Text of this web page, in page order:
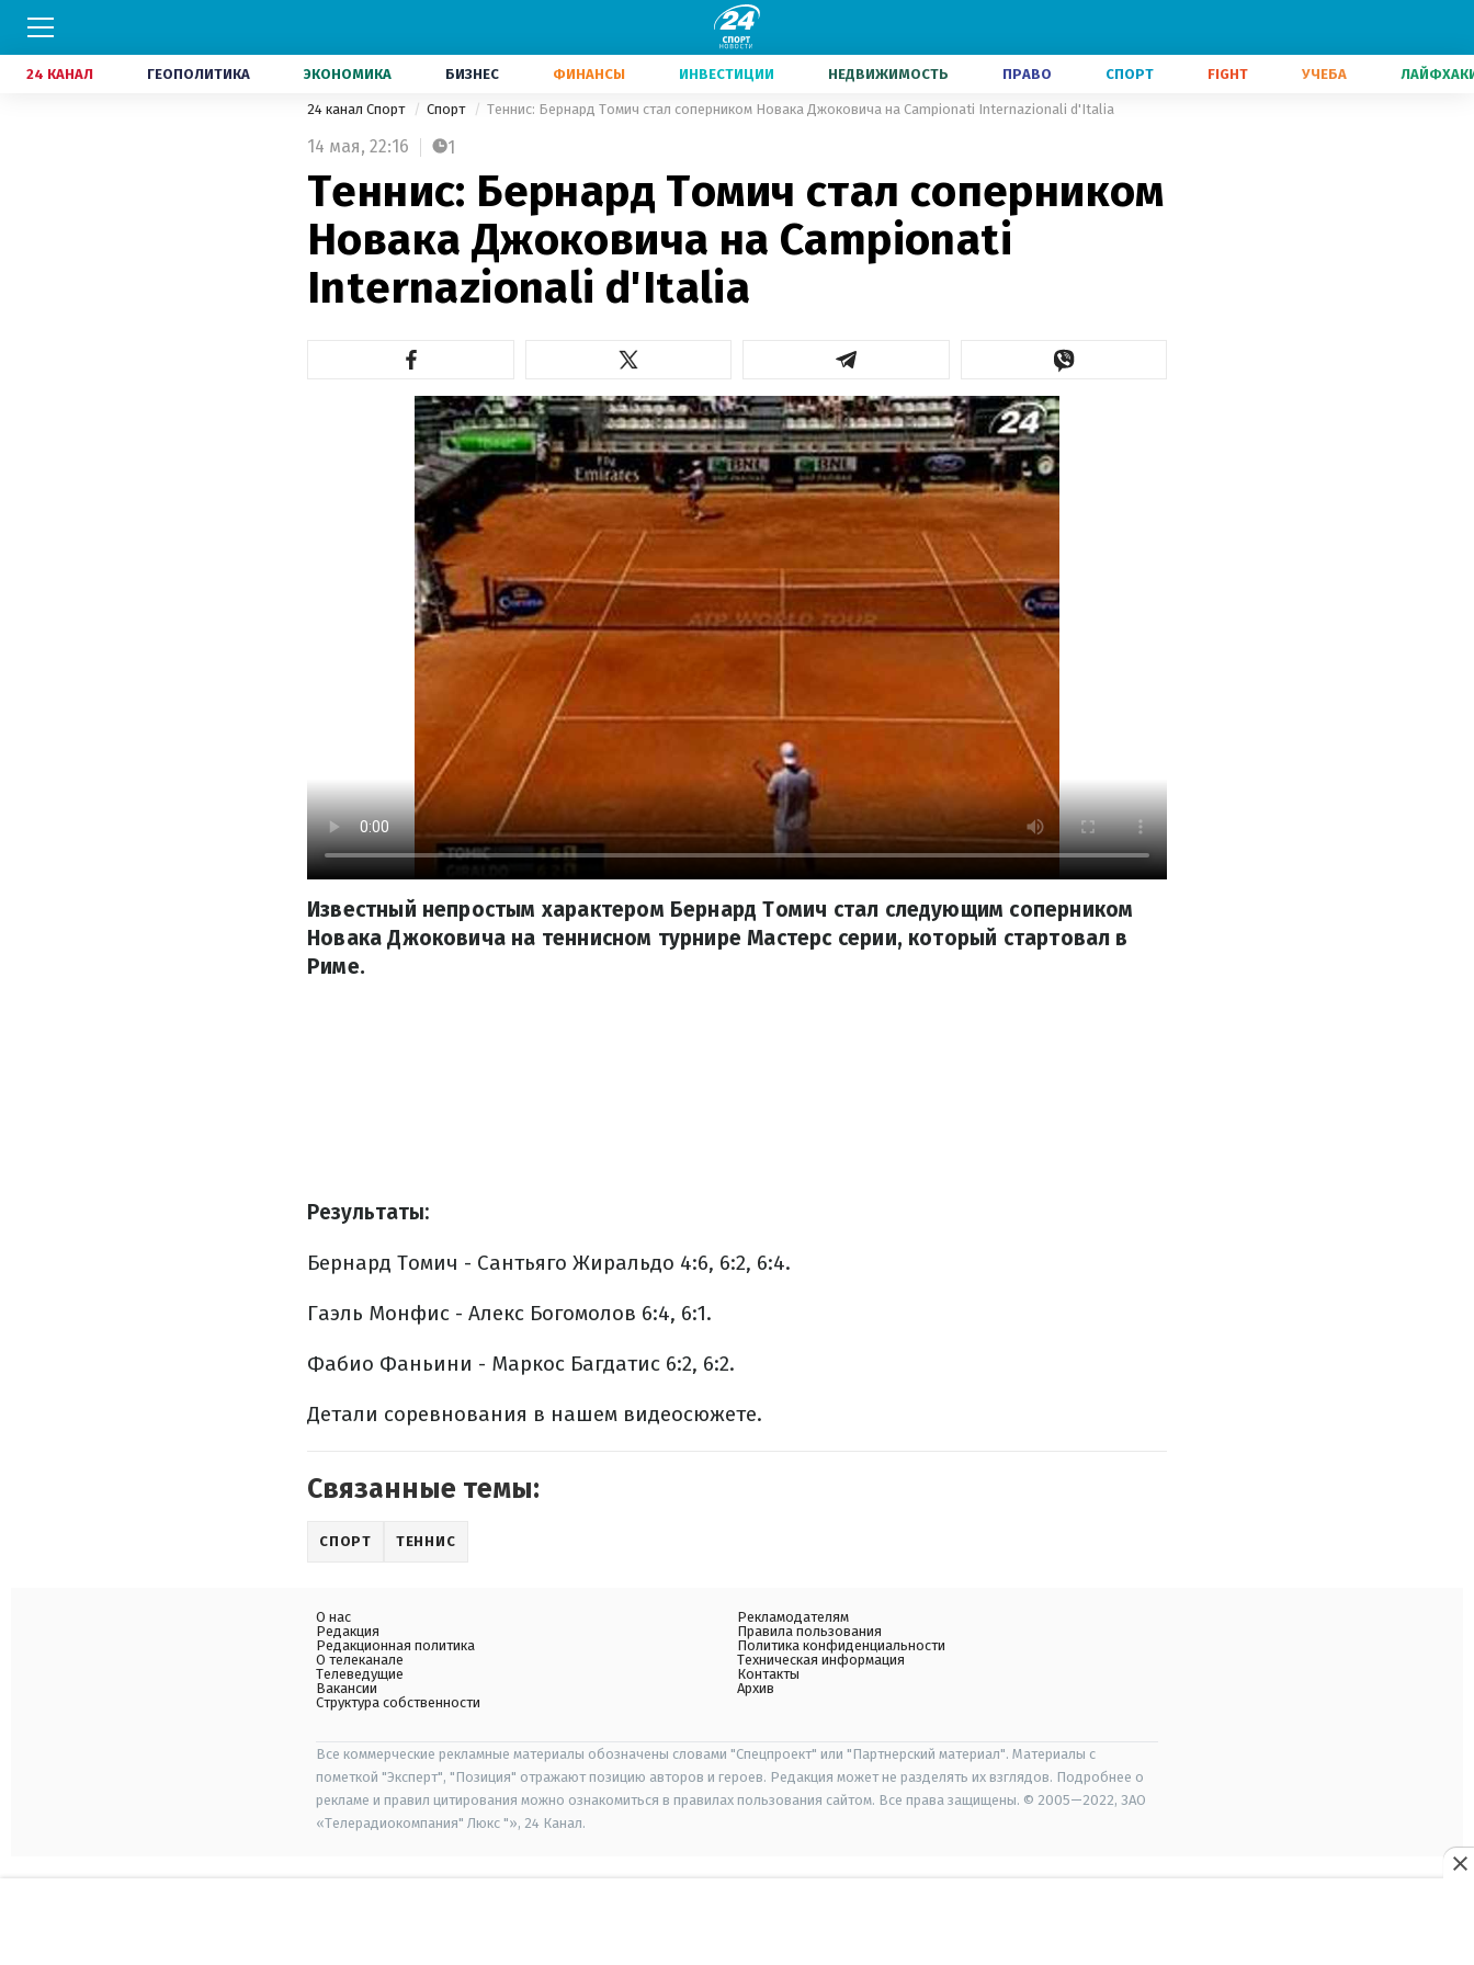
24 КАНАЛ ГЕОПОЛИТИКА ЭКОНОМИКА БИЗНЕС ФИНАНСЫ ИНВЕСТИЦИИ НЕДВИЖИМОСТЬ ПРАВО СПОРТ FIGHT УЧЕБА
24 канал Спорт Спорт Теннис: Бернард Томич стал соперником Новака Джоковича на Campionati Internazionali d'Italia
14 мая, 22:16 1
Теннис: Бернард Томич стал соперником
Новака Джоковича на Campionati
Internazionali d'Italia
Известный непростым характером Бернард Томич стал следующим соперником
Новака Джоковича на теннисном турнире Мастерс серии, который стартовал в
Риме.
Результаты:
Бернард Томич - Сантьяго Жиральдо 4:6, 6:2, 6:4.
Гаэль Монфис - Алекс Богомолов 6:4, 6:1.
Фабио Фаньини - Маркос Багдатис 6:2, 6:2.
Детали соревнования в нашем видеосюжете.
Связанные темы:
СПОРТ ТЕННИС
О нас
Редакция
Редакционная политика
О телеканале
Телеведущие
Вакансии
Структура собственности
Рекламодателям
Правила пользования
Политика конфиденциальности
Техническая информация
Контакты
Архив
Все коммерческие рекламные материалы обозначены словами "Спецпроект" или "Партнерский материал". Материалы с
пометкой "Эксперт", "Позиция" отражают позицию авторов и героев. Редакция может не разделять их взглядов. Подробнее о
рекламе и правил цитирования можно ознакомиться в правилах пользования сайтом. Все права защищены. © 2005—2022, ЗАО
«Телерадиокомпания" Люкс "», 24 Канал.